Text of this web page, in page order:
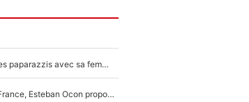
F1 : Charles Leclerc surpris par les paparazzis avec sa femme, les rumeurs étaient vraies !
Comme pour le final du Tour de France, Esteban Ocon propose un Grand Prix de Formule 1 à Paris : «Autour de l’Arc de Triomphe, ce serait génial» !